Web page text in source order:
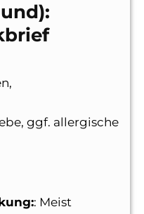
ggf. allergische
: Meist